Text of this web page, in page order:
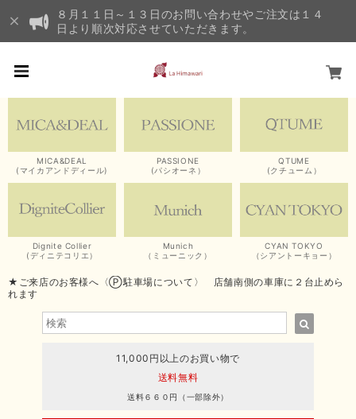
８月１１日～１３日のお問い合わせやご注文は１４
日より順次対応させていただきます。
MICA&DEAL
(マイカアンドディール)
PASSIONE
(パシオーネ）
QTUME
(クチューム）
Dignite Collier
(ディニテコリエ）
Munich
（ミューニック）
CYAN TOKYO
（シアントーキョー）
★ご来店のお客様へ〈Ⓟ駐車場について〉 店舗南側の車庫に２台止めら
れます
11,000円以上のお買い物で
送料無料
送料６６０円（一部除外）